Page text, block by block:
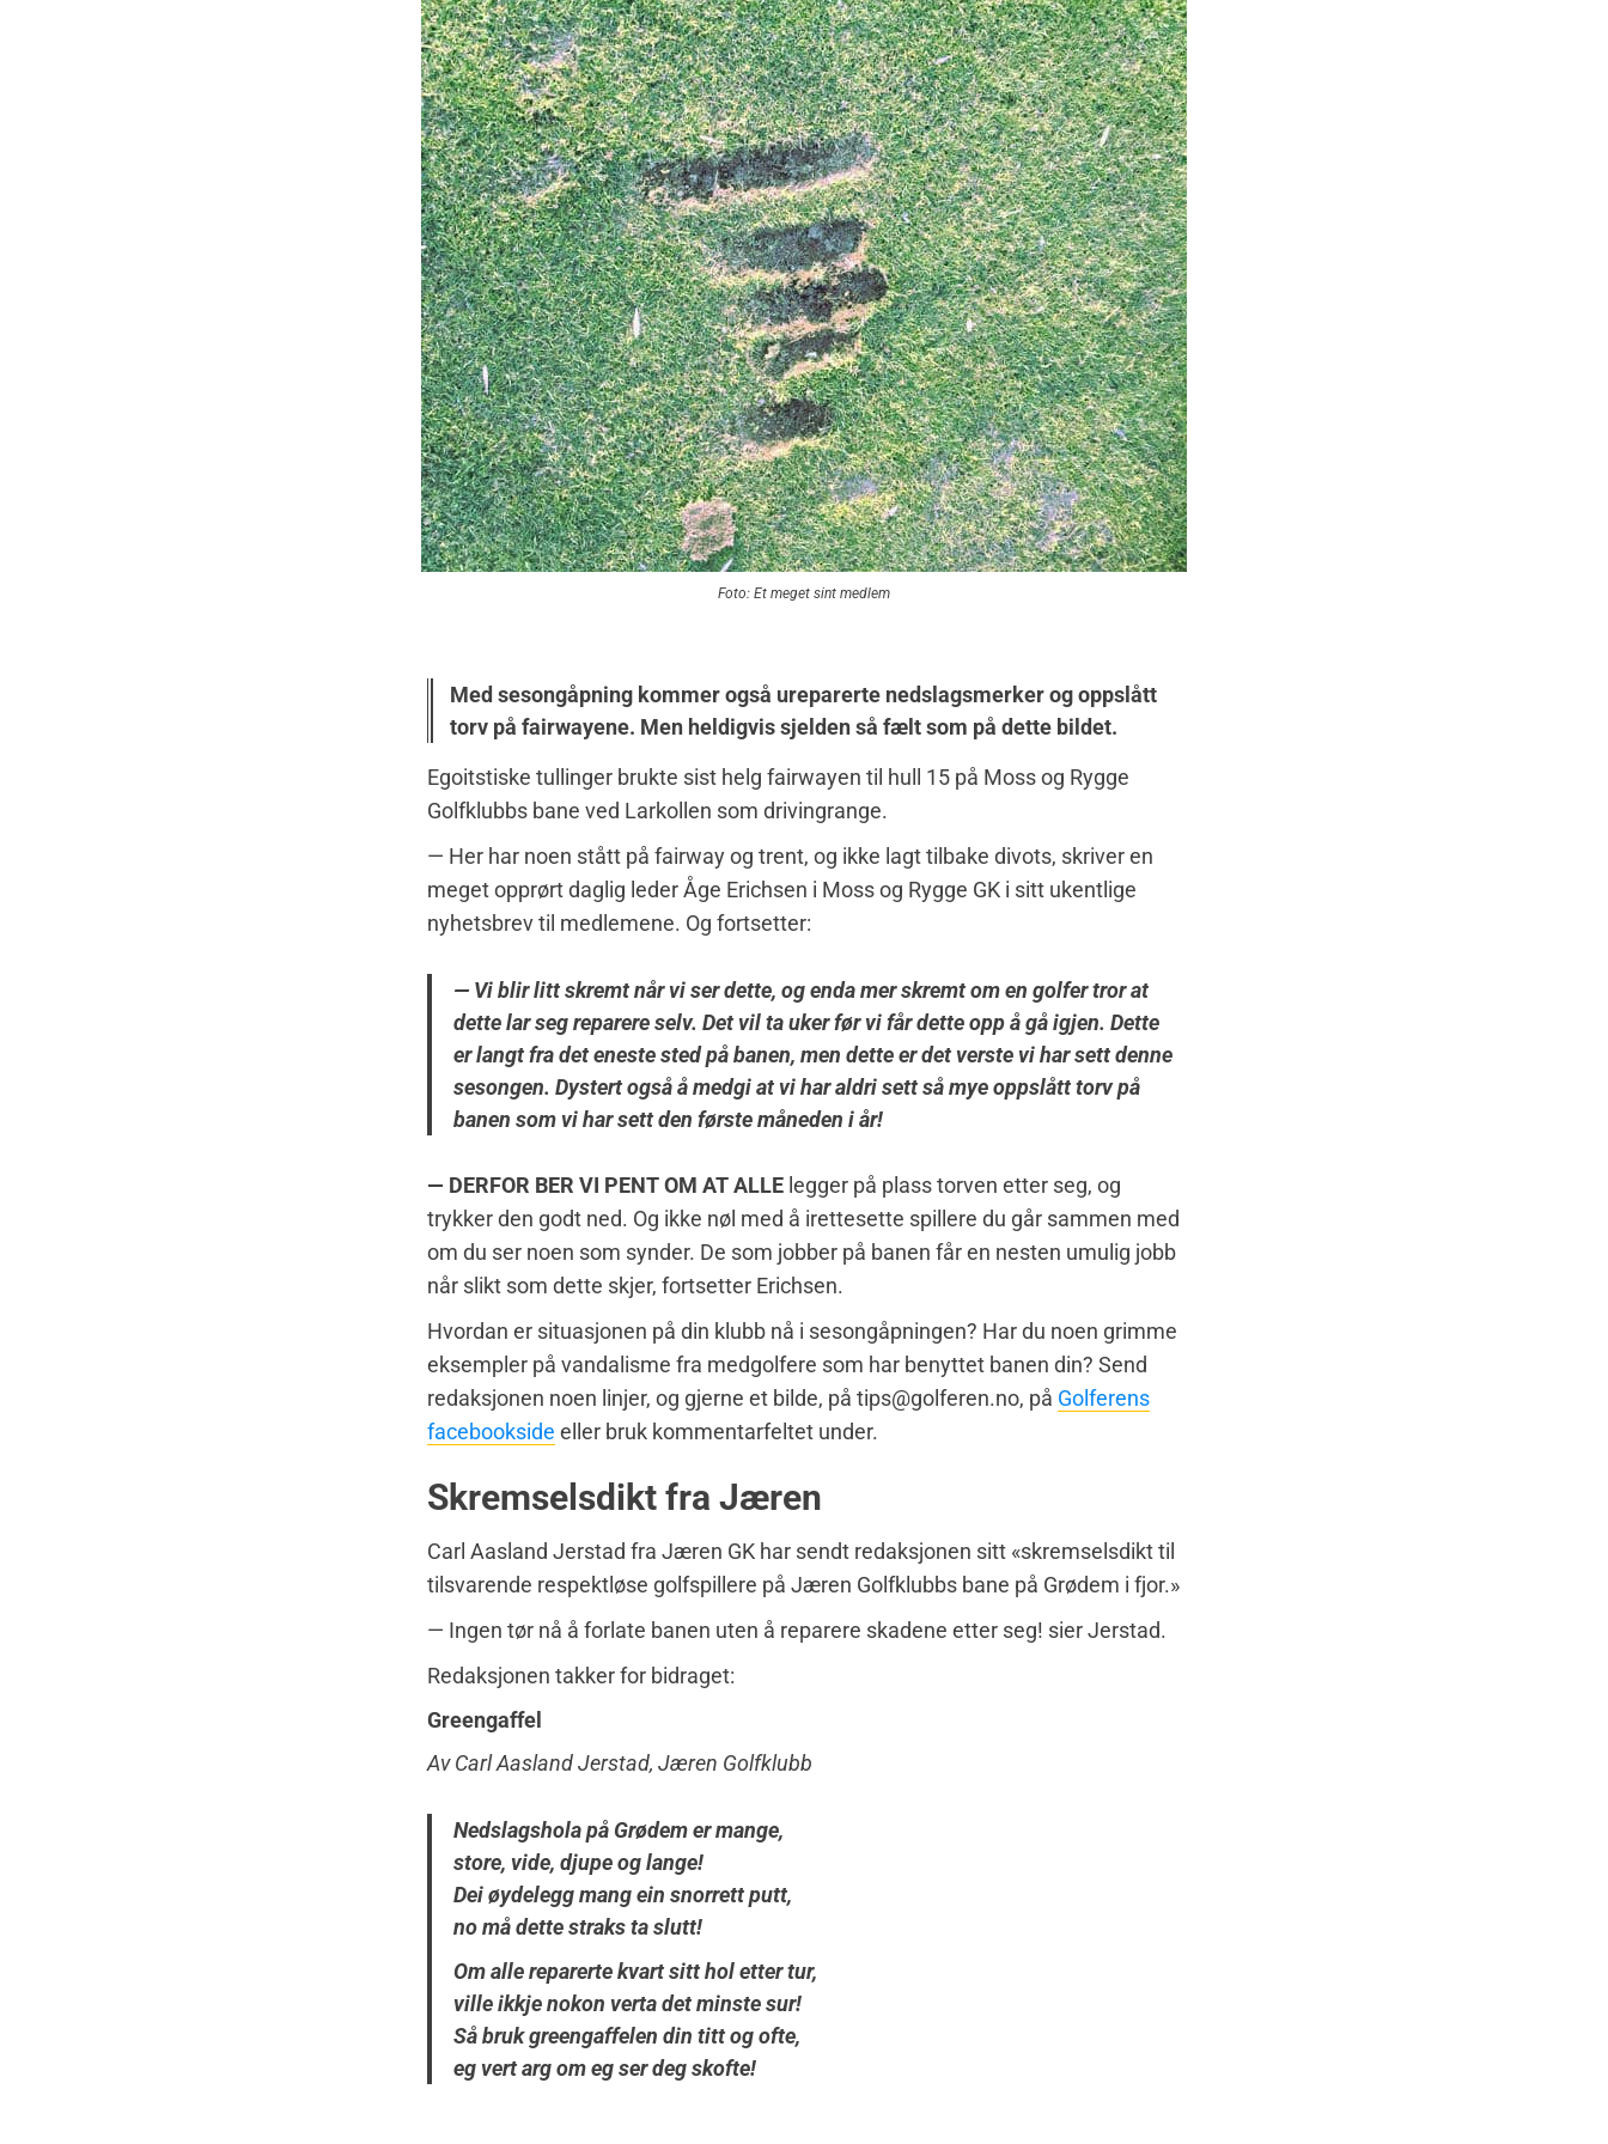
Foto: Et meget sint medlem
Med sesongåpning kommer også ureparerte nedslagsmerker og oppslått
torv på fairwayene. Men heldigvis sjelden så fælt som på dette bildet.
Egoitstiske tullinger brukte sist helg fairwayen til hull 15 på Moss og Rygge
Golfklubbs bane ved Larkollen som drivingrange.
— Her har noen stått på fairway og trent, og ikke lagt tilbake divots, skriver en
meget opprørt daglig leder Åge Erichsen i Moss og Rygge GK i sitt ukentlige
nyhetsbrev til medlemene. Og fortsetter:
— Vi blir litt skremt når vi ser dette, og enda mer skremt om en golfer tror at
dette lar seg reparere selv. Det vil ta uker før vi får dette opp å gå igjen. Dette
er langt fra det eneste sted på banen, men dette er det verste vi har sett denne
sesongen. Dystert også å medgi at vi har aldri sett så mye oppslått torv på
banen som vi har sett den første måneden i år!
— DERFOR BER VI PENT OM AT ALLE legger på plass torven etter seg, og
trykker den godt ned. Og ikke nøl med å irettesette spillere du går sammen med
om du ser noen som synder. De som jobber på banen får en nesten umulig jobb
når slikt som dette skjer, fortsetter Erichsen.
Hvordan er situasjonen på din klubb nå i sesongåpningen? Har du noen grimme
eksempler på vandalisme fra medgolfere som har benyttet banen din? Send
redaksjonen noen linjer, og gjerne et bilde, på tips@golferen.no, på Golferens
facebookside eller bruk kommentarfeltet under.
Skremselsdikt fra Jæren
Carl Aasland Jerstad fra Jæren GK har sendt redaksjonen sitt «skremselsdikt til
tilsvarende respektløse golfspillere på Jæren Golfklubbs bane på Grødem i fjor.»
— Ingen tør nå å forlate banen uten å reparere skadene etter seg! sier Jerstad.
Redaksjonen takker for bidraget:
Greengaffel
Av Carl Aasland Jerstad, Jæren Golfklubb
Nedslagshola på Grødem er mange,
store, vide, djupe og lange!
Dei øydelegg mang ein snorrett putt,
no må dette straks ta slutt!
Om alle reparerte kvart sitt hol etter tur,
ville ikkje nokon verta det minste sur!
Så bruk greengaffelen din titt og ofte,
eg vert arg om eg ser deg skofte!